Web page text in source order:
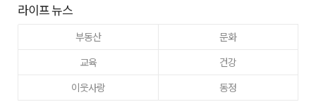
라이프 뉴스
부동산
문화
교육
건강
이웃사랑
동정